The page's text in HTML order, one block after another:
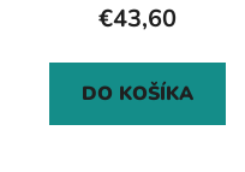
€43,60
DO KOŠÍKA